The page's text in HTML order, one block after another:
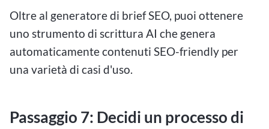
Oltre al generatore di brief SEO, puoi ottenere
uno strumento di scrittura AI che genera
automaticamente contenuti SEO-friendly per
una varietà di casi d'uso.
Passaggio 7: Decidi un processo di